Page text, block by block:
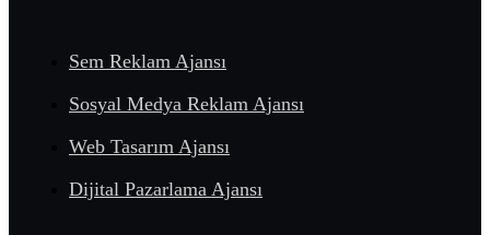
Sem Reklam Ajansı
Sosyal Medya Reklam Ajansı
Web Tasarım Ajansı
Dijital Pazarlama Ajansı